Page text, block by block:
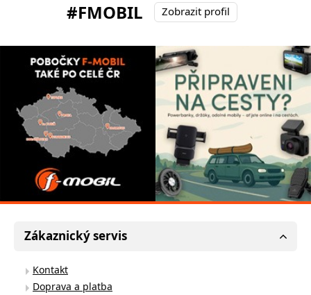
#FMOBIL
Zobrazit profil
Zákaznický servis
Kontakt
Doprava a platba